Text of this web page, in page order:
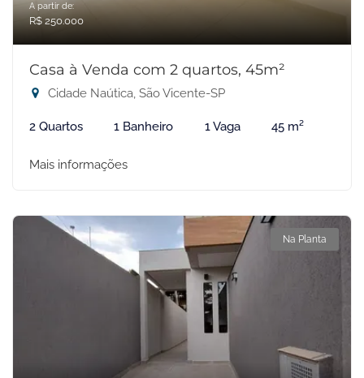
A partir de:
R$ 250.000
Casa à Venda com 2 quartos, 45m²
Cidade Naútica, São Vicente-SP
2 Quartos 1 Banheiro 1 Vaga 45 m²
Mais informações
Na Planta